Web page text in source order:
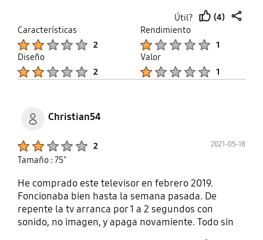
el display está roto y que la reparación vale más
que el televisor. 3 años de vida de un tv de este
precio y características es lamentable. La garantía
sólo cubre los 2 primeros años por lo que nada que
hacer.
Útil?
up
(4)
Características
2
Rendimiento
1
Diseño
2
Valor
1
Christian54
2 2021-05-18
Tamaño : 75"
He comprado este televisor en febrero 2019.
Foncionaba bien hasta la semana pasada. De
repente la tv arranca por 1 a 2 segundos con
sonido, no imagen, y apaga novamiente. Todo sin